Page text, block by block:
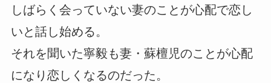
しばらく会っていない妻のことが心配で恋し
いと話し始める。
それを聞いた寧毅も妻・蘇檀児のことが心配
になり恋しくなるのだった。